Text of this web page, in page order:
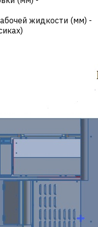
жидкости (мм) -